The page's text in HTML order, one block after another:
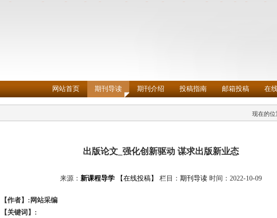
网站首页 期刊导读 期刊介绍 投稿指南 邮箱投稿 在
现在的位
出版论文_强化创新驱动 谋求出版新业态
来源： 新课程导学 【在线投稿】 栏目： 期刊导读时间：2022-10-09
【作者】:网站采编
【关键词】: